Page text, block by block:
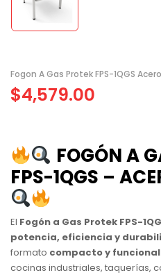
Fogon A Gas Protek FPS-1QGS
$4,579.00
FOGÓN A
FPS-1QGS –
El Fogón a Gas Protek FPS-
potencia, eficiencia y
formato compacto y funcional
cocinas industriales, taquerías,